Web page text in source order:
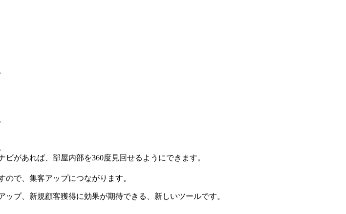
があれば、部屋内部を360度見回せるようにできます。
で、集客アップにつながります。
プ、新規顧客獲得に効果が期待できる、新しいツールです。